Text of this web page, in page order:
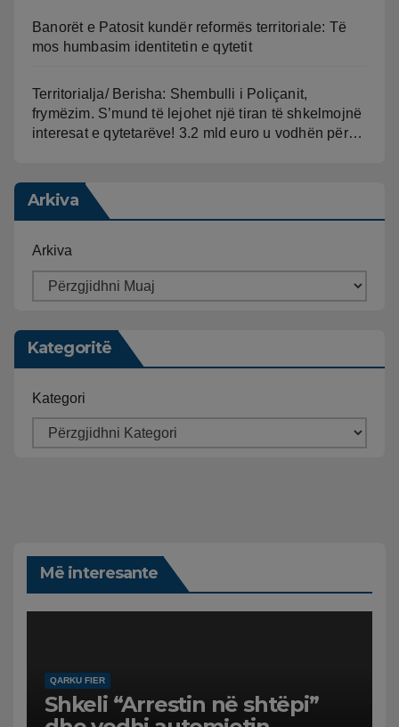
Banorët e Patosit kundër reformës territoriale: Të
mos humbasim identitetin e qytetit
Territorialja/ Berisha: Shembulli i Poliçanit,
frymëzim. S’mund të lejohet një tiran të shkelmojnë
interesat e qytetarëve! 3.2 mld euro u vodhën për…
Arkiva
Arkiva
Kategoritë
Kategori
Më interesante
QARKU FIER
Shkeli “Arrestin në shtëpi”